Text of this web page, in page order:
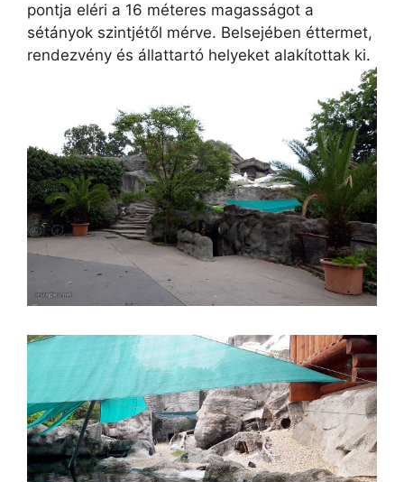
pontja eléri a 16 méteres magasságot a
sétányok szintjétől mérve. Belsejében éttermet,
rendezvény és állattartó helyeket alakítottak ki.